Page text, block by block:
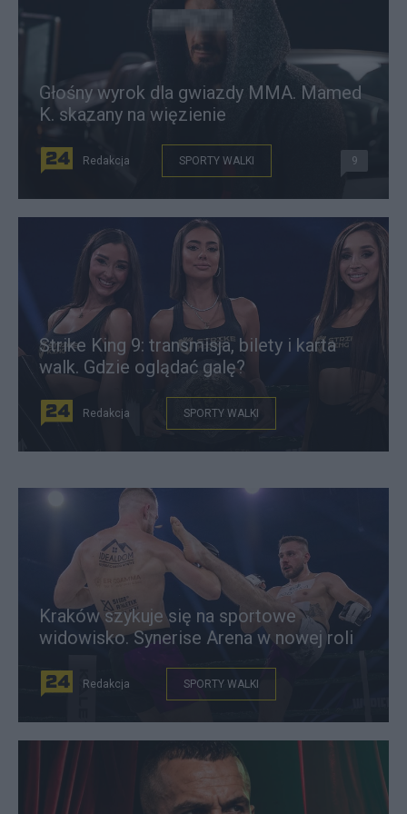
Głośny wyrok dla gwiazdy MMA. Mamed
K. skazany na więzienie
Redakcja SPORTY WALKI 9
Strike King 9: transmisja, bilety i karta
walk. Gdzie oglądać galę?
Redakcja SPORTY WALKI
Kraków szykuje się na sportowe
widowisko. Synerise Arena w nowej roli
Redakcja SPORTY WALKI